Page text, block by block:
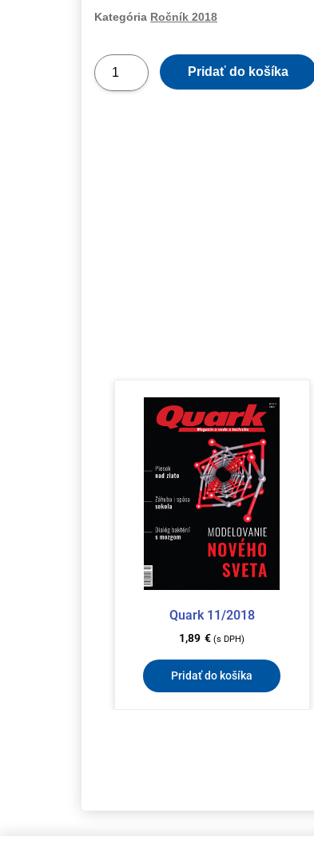
Kategória Ročník 2018
Pridať do košíka
Quark 11/2018
1,89 € (s DPH)
Pridať do košíka